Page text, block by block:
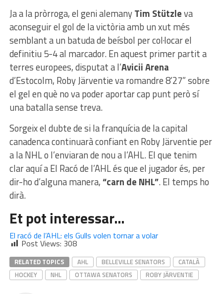
Ja a la pròrroga, el geni alemanyTim Stützleva
aconseguir el gol de la victòria amb un xut més
semblant a un batuda de beísbol per col·locar el
definitiu 5-4 al marcador. En aquest primer partit a
terres europees, disputat a l’Avicii Arena
d’Estocolm, Roby Järventie va romandre 8’27” sobre
el gel en què no va poder aportar cap punt però sí
una batalla sense treva.
Sorgeix el dubte de si la franquícia de la capital
canadenca continuarà confiant en Roby Järventie per
a la NHL o l’enviaran de nou a l’AHL. El que tenim
clar aquí a El Racó de l’AHL és que el jugador és, per
dir-ho d’alguna manera,“carn de NHL”. El temps ho
dirà.
Et pot interessar…
El racó de l’AHL: els Gulls volen tornar a volar
Post Views: 308
RELATED TOPICS AHL BELLEVILLE SENATORS
CATALÀ
HOCKEY
NHL OTTAWA SENATORS ROBY JÄRVENTIE